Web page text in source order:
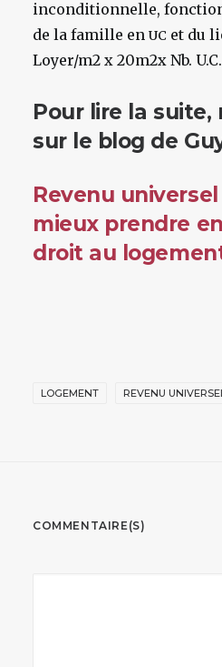
inconditionnelle,
de la famille en UC et du
Loyer/m2 x 20m2x Nb. U.C.
Pour lire la suite,
sur le blog de
Revenu
mieux prendre
droit au
LOGEMENT REVENU
COMMENTAIRE(S)